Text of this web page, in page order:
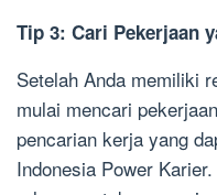
Tip 3: Cari Pekerjaan
Setelah Anda memiliki
mulai mencari
pencarian kerja yang
Indonesia Power